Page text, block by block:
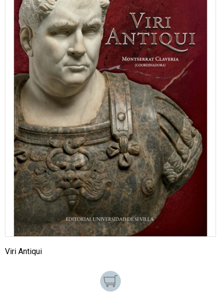
Viri Antiqui